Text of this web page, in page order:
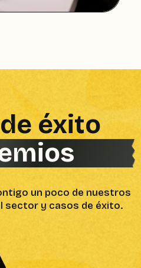
éxito
un poco de nuestros
sector y casos de éxito.